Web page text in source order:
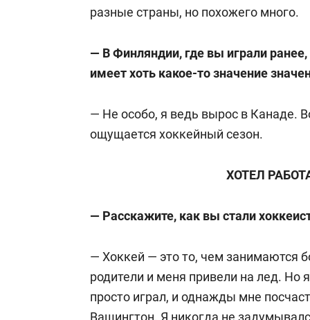
разные страны, но похожего много.
— В Финляндии, где вы играли
имеет хоть какое-то значение
— Не особо, я ведь вырос в Канаде.
ощущается хоккейный сезон.
ХОТЕЛ
— Расскажите, как вы стали
— Хоккей — это то, чем занимаются
родители и меня привели на лед. Но
просто играл, и однажды мне
Вашингтон. Я никогда не